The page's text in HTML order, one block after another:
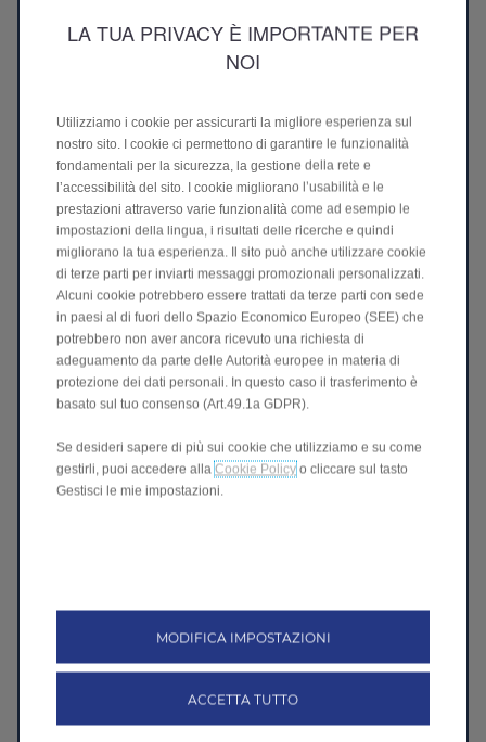
Richiedi il tuo preventivo
LA TUA PRIVACY È IMPORTANTE PER
NOI
Utilizziamo i cookie per assicurarti la migliore esperienza sul
nostro sito. I cookie ci permettono di garantire le funzionalità
fondamentali per la sicurezza, la gestione della rete e
l’accessibilità del sito. I cookie migliorano l’usabilità e le
prestazioni attraverso varie funzionalità come ad esempio le
impostazioni della lingua, i risultati delle ricerche e quindi
migliorano la tua esperienza. Il sito può anche utilizzare cookie
di terze parti per inviarti messaggi promozionali personalizzati.
Alcuni cookie potrebbero essere trattati da terze parti con sede
in paesi al di fuori dello Spazio Economico Europeo (SEE) che
potrebbero non aver ancora ricevuto una richiesta di
adeguamento da parte delle Autorità europee in materia di
protezione dei dati personali. In questo caso il trasferimento è
basato sul tuo consenso (Art.49.1a GDPR).
Se desideri sapere di più sui cookie che utilizziamo e su come
gestirli, puoi accedere alla Cookie Policy o cliccare sul tasto
Gestisci le mie impostazioni.
MODIFICA IMPOSTAZIONI
ACCETTA TUTTO